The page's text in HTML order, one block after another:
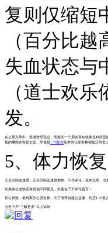
复则仅缩短
（百分比
失血状态与
（道士欢
发。
在上期文章中，笔者曾经说过，笔者的一个朋友喜欢收集这种类
指的属性实在是太低，即使是1.76复古版本的玩家多数都是沃玛套
5、体力恢
安全区回血速度，安全区回蓝速度加快。不作评论，基本没用，没
如果各位老铁还有其他不同意见，欢迎在下方评论留言！
初心神途，老玩家的心灵自救，为了情怀自建公益服，纯正1.76复
点击下方“了解更多”马上试玩